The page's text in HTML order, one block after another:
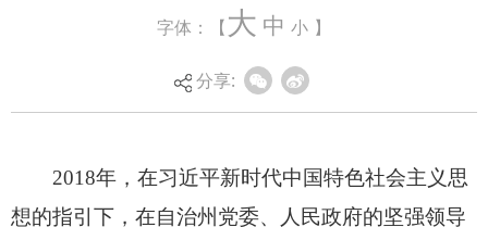
字体：【大 中 小 】
分享:
2018年，在习近平新时代中国特色社会主义思
下，在江苏省昆山市的大力援助下，市委、人民政
府团结带领全市各族人民，紧紧围绕社会稳定和长
署，坚持稳中求进工作总基调，不断提升经济发展
质量，“三大攻坚战”开局良好，人民生活持续改